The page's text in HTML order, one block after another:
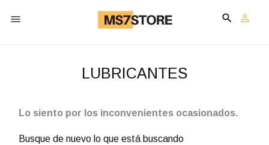
 

LUBRICANTES
Lo siento por los inconvenientes ocasionados.
Busque de nuevo lo que está buscando